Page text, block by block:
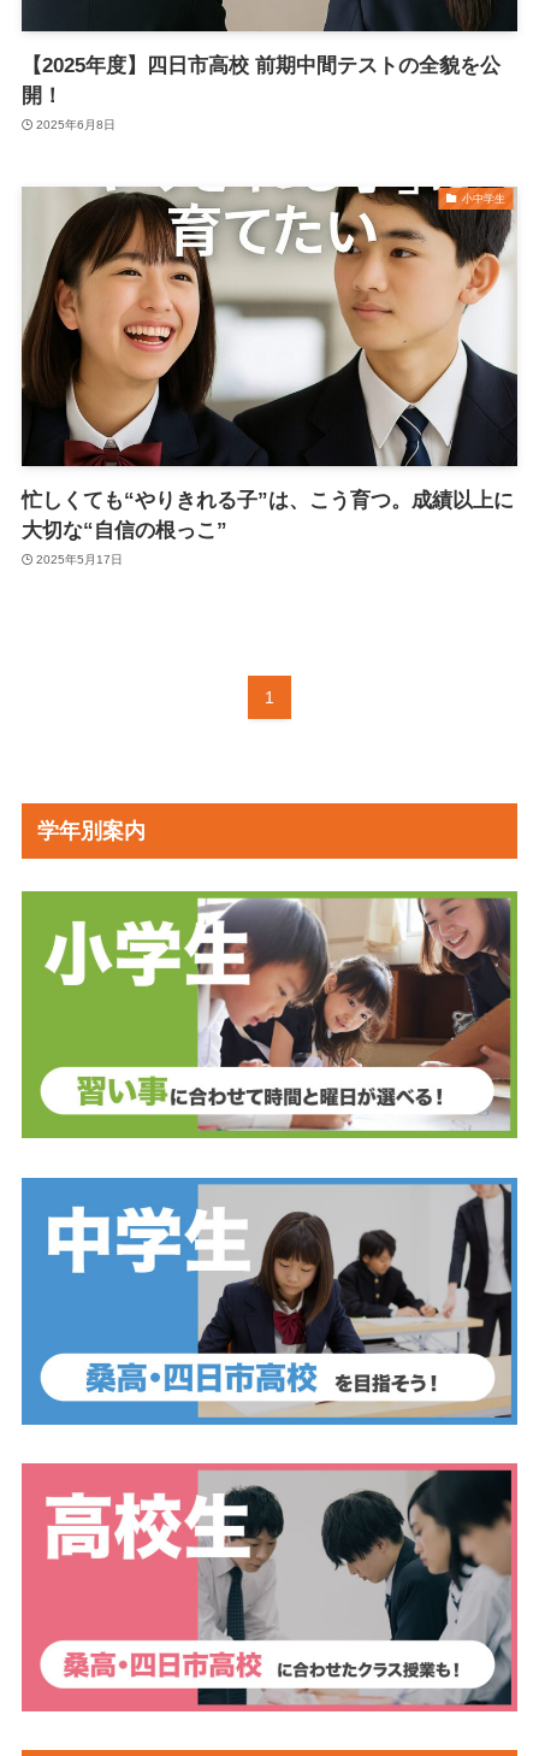
【2025年度】四日市高校 前期中間テストの全貌を公
開！
2025年6月8日
小中学生
忙しくても“やりきれる子”は、こう育つ。成績以上に
大切な“自信の根っこ”
2025年5月17日
1
学年別案内